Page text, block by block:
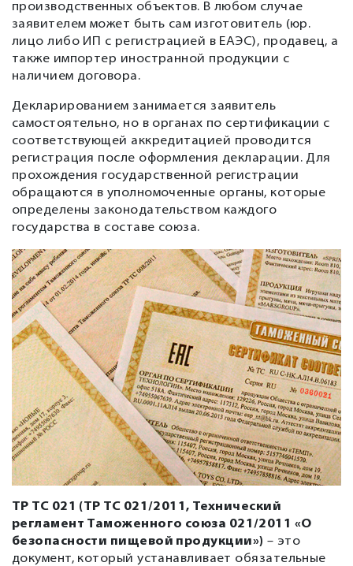
производственных объектов. В любом случае
заявителем может быть сам изготовитель (юр.
лицо либо ИП с регистрацией в ЕАЭС), продавец, а
также импортер иностранной продукции с
наличием договора.
Декларированием занимается заявитель
самостоятельно, но в органах по сертификации с
соответствующей аккредитацией проводится
регистрация после оформления декларации. Для
прохождения государственной регистрации
обращаются в уполномоченные органы, которые
определены законодательством каждого
государства в составе союза.
ТР ТС 021 (ТР ТС 021/2011, Технический
регламент Таможенного союза 021/2011 «О
безопасности пищевой продукции») – это
документ, который устанавливает обязательные